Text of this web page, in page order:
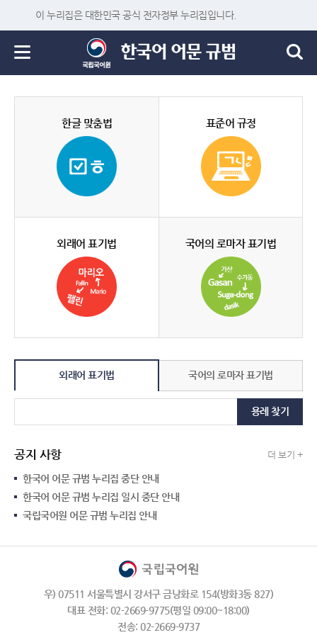
이 누리집은 대한민국 공식 전자정부 누리집입니다.
한글 맞춤법 표준어 규정
외래어 표기법 국어의 로마자 표기법
외래어 표기법 국어의 로마자 표기법
용례 찾기
공지 사항 더 보기 +
한국어 어문 규범 누리집 중단 안내
한국어 어문 규범 누리집 일시 중단 안내
국립국어원 어문 규범 누리집 안내
우) 07511 서울특별시 강서구 금낭화로 154(방화3동 827)
대표 전화: 02-2669-9775(평일 09:00~18:00)
전송: 02-2669-9737